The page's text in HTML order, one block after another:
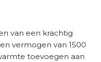
van een krachtig
vermogen van 1500
toevoegen aan